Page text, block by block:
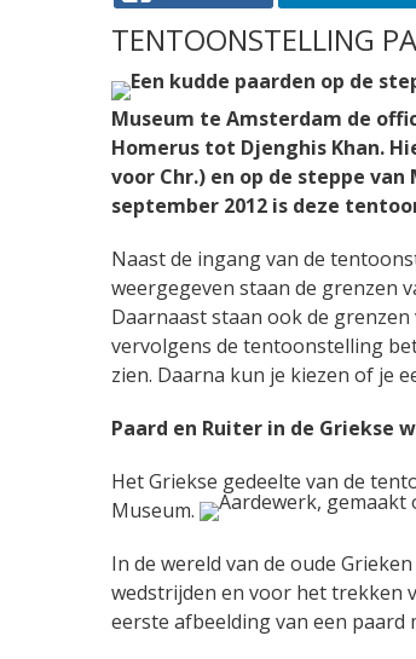
TENTOONSTELLING
Museum te Amsterdam de
Homerus tot Djenghis Khan.
voor Chr.) en op de steppe
september 2012 is deze
Naast de ingang van de
weergegeven staan de grenzen
Daarnaast staan ook de
vervolgens de tentoonstelling
zien. Daarna kun je kiezen of je
Paard en Ruiter in de Griekse
Het Griekse gedeelte van de
Museum.
In de wereld van de oude
wedstrijden en voor het trekken
eerste afbeelding van een paard